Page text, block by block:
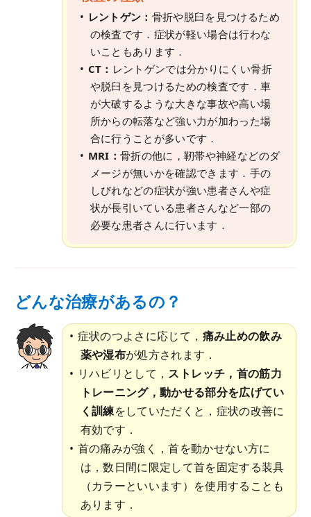
レントゲン： 骨折や脱臼を見つけるため
の検査です．症状が軽い場合は行わな
いこともあります．
CT： レントゲンでは分かりにくい骨折
や脱臼を見つけるための検査です．車
が大破するような大きな事故や高い場
所からの転落など強い力が加わった場
合に行うことが多いです．
MRI： 骨折の他に，靭帯や神経などのダ
メージが無いかを確認できます．手の
しびれなどの症状が強い患者さんや症
状が長引いている患者さんなど一部の
必要な患者さんに行います．
どんな治療があるの？
症状のつよさに応じて， 痛み止めの飲み
薬や湿布が処方されます．
リハビリとして， ストレッチ，首の筋力
トレーニング，動かせる部分を広げてい
く訓練をしていただくと，症状の改善に
有効です．
首の痛みが強く，首を動かせない方に
は，数日間に限定して首を固定する装具
（カラーといいます）を使用することも
あります．